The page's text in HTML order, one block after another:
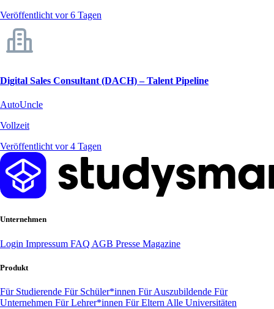
Veröffentlicht vor 6 Tagen
Digital Sales Consultant (DACH) – Talent Pipeline
AutoUncle
Vollzeit
Veröffentlicht vor 4 Tagen
Unternehmen
Login Impressum FAQ AGB Presse Magazine
Produkt
Für Studierende Für Schüler*innen Für Auszubildende Für
Unternehmen Für Lehrer*innen Für Eltern Alle Universitäten